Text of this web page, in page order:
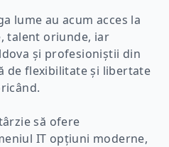
lume au acum acces la
talent oriunde, iar
și profesioniștii din
de flexibilitate și libertate
să ofere
IT opțiuni moderne,